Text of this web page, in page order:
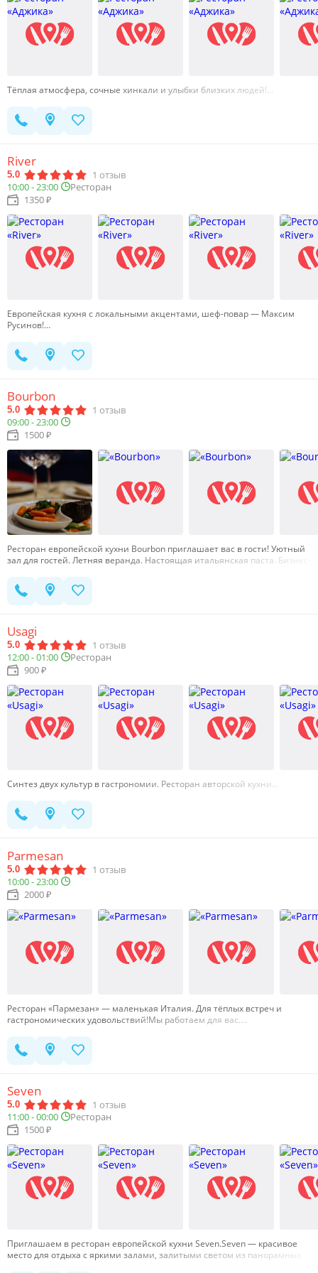
Тёплая атмосфера, сочные хинкали и улыбки близких людей!…
River
5.0 1 отзыв
10:00 - 23:00
Ресторан
1350 ₽
Европейская кухня с локальными акцентами, шеф-повар — Максим
Русинов!…
Bourbon
5.0 1 отзыв
09:00 - 23:00
1500 ₽
Ресторан европейской кухни Bourbon приглашает вас в гости! Уютный
зал для гостей. Летняя веранда. Настоящая итальянская паста. Бизнес-
шеф-повара, приготовленные из мраморной говядины высокого
качества, ризотто с чернилами каракатицы и домашние нежные пасты,
Usagi
5.0 1 отзыв
12:00 - 01:00
Ресторан
900 ₽
Синтез двух культур в гастрономии. Ресторан авторской кухни…
Parmesan
5.0 1 отзыв
10:00 - 23:00
2000 ₽
Ресторан «Пармезан» — маленькая Италия. Для тёплых встреч и
гастрономических удовольствий!Мы работаем для вас.…
Seven
5.0 1 отзыв
11:00 - 00:00
Ресторан
1500 ₽
Приглашаем в ресторан европейской кухни Seven.Seven — красивое
место для отдыха с яркими залами, залитыми светом из панорамных